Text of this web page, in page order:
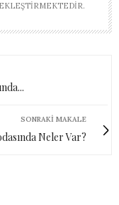
SONRAKI MAKALE
Neler Var?